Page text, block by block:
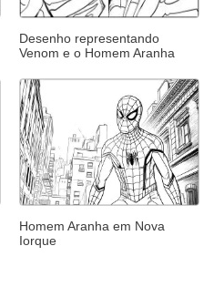
Desenho representando
Venom e o Homem Aranha
Homem Aranha em Nova
Iorque